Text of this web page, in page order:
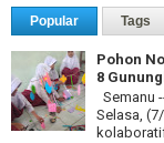
Popular Tags
Pohon
8
Semanu
Selasa,